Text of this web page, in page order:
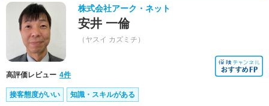
株式会社アーク・ネット
安井 一倫
（ヤスイ カズミチ）
高評価レビュー 4件
接客態度がいい 知識・スキルがある